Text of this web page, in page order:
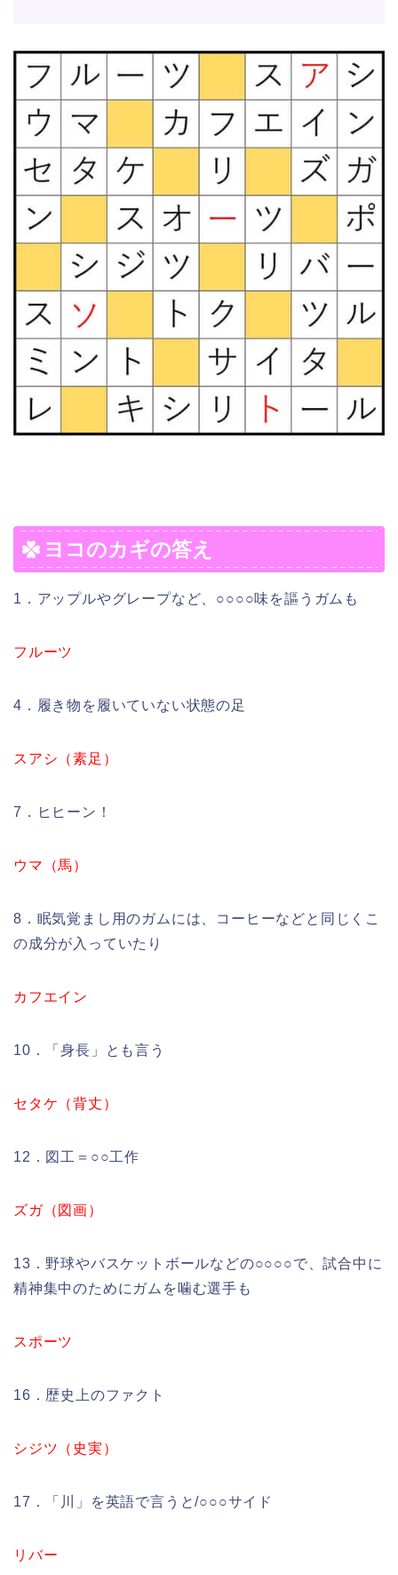
ヨコのカギの答え
1．アップルやグレープなど、○○○○味を謳うガムも
フルーツ
4．履き物を履いていない状態の足
スアシ（素足）
7．ヒヒーン！
ウマ（馬）
8．眠気覚まし用のガムには、コーヒーなどと同じくこ
の成分が入っていたり
カフエイン
10．「身長」とも言う
セタケ（背丈）
12．図工＝○○工作
ズガ（図画）
13．野球やバスケットボールなどの○○○○で、試合中に
精神集中のためにガムを噛む選手も
スポーツ
16．歴史上のファクト
シジツ（史実）
17．「川」を英語で言うと/○○○サイド
リバー